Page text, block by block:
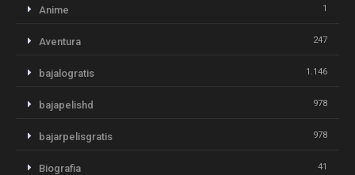
Anime 1
Aventura 247
bajalogratis 1.146
bajapelishd 978
bajarpelisgratis 978
Biografia 41